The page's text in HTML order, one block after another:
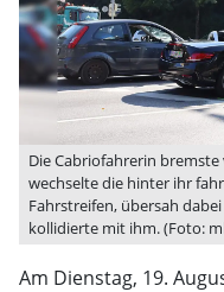
Die Cabriofahrerin
wechselte die hinter ihr
Fahrstreifen, übersah
kollidierte mit ihm. (Foto:
Am Dienstag, 19.